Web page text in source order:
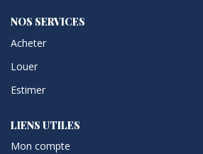
NOS SERVICES
Acheter
Louer
Estimer
LIENS UTILES
Mon compte